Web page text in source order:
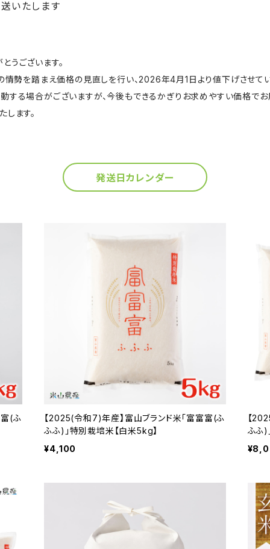
いたします
うございます。
勢を踏まえ価格の見直しを行い、2026年4月1日より値下げさせてい
する場合がございますが、今後もできるかぎりお求めやすい価格でお
ます。
発送日カレンダー
(ふ
【2025(令和7)年産】富山ブランド米「富富富(ふ
ふふ)」特別栽培米【白米5kg】
¥4,100
【
ふふ)